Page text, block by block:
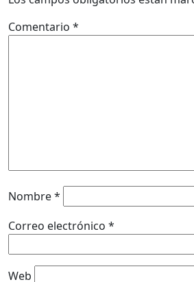
Comentario *
Nombre*
Correo electrónico *
Web